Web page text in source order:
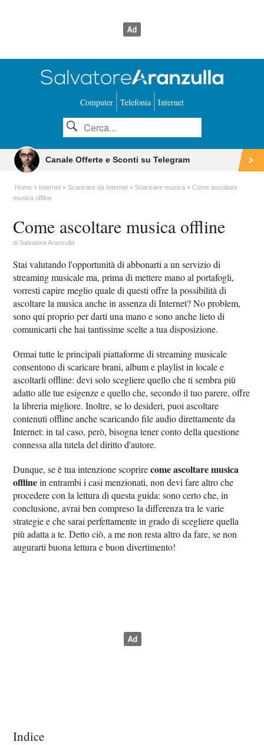
Computer Telefonia Internet
Canale Offerte e Sconti su Telegram
Home Internet Scaricare da Internet Scaricare musica
Come ascoltare
musica offline
Come ascoltare musica offline
diSalvatore Aranzulla
Stai valutando l'opportunità di abbonarti a un servizio di
streaming musicale ma, prima di mettere mano al portafogli,
vorresti capire meglio quale di questi offre la possibilità di
ascoltare la musica anche in assenza di Internet? No problem,
sono qui proprio per darti una mano e sono anche lieto di
comunicarti che hai tantissime scelte a tua disposizione.
Ormai tutte le principali piattaforme di streaming musicale
consentono di scaricare brani, album e playlist in locale e
ascoltarli offline: devi solo scegliere quello che ti sembra più
adatto alle tue esigenze e quello che, secondo il tuo parere, offre
la libreria migliore. Inoltre, se lo desideri, puoi ascoltare
contenuti offline anche scaricando file audio direttamente da
Internet: in tal caso, però, bisogna tener conto della questione
connessa alla tutela del diritto d'autore.
Dunque, se è tua intenzione scoprirecome ascoltare musica
offlinein entrambi i casi menzionati, non devi fare altro che
procedere con la lettura di questa guida: sono certo che, in
conclusione, avrai ben compreso la differenza tra le varie
strategie e che sarai perfettamente in grado di scegliere quella
più adatta a te. Detto ciò, a me non resta altro da fare, se non
augurarti buona lettura e buon divertimento!
Indice